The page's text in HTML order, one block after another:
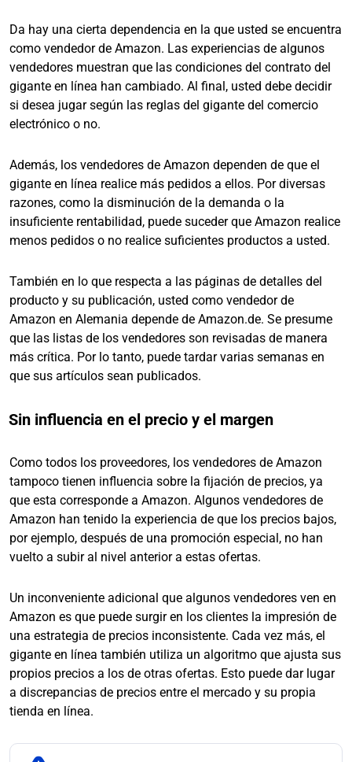
Da hay una cierta dependencia en la que usted se encuentra
como vendedor de Amazon. Las experiencias de algunos
vendedores muestran que las condiciones del contrato del
gigante en línea han cambiado. Al final, usted debe decidir
si desea jugar según las reglas del gigante del comercio
electrónico o no.
Además, los vendedores de Amazon dependen de que el
gigante en línea realice más pedidos a ellos. Por diversas
razones, como la disminución de la demanda o la
insuficiente rentabilidad, puede suceder que Amazon realice
menos pedidos o no realice suficientes productos a usted.
También en lo que respecta a las páginas de detalles del
producto y su publicación, usted como vendedor de
Amazon en Alemania depende de Amazon.de. Se presume
que las listas de los vendedores son revisadas de manera
más crítica. Por lo tanto, puede tardar varias semanas en
que sus artículos sean publicados.
Sin influencia en el precio y el margen
Como todos los proveedores, los vendedores de Amazon
tampoco tienen influencia sobre la fijación de precios, ya
que esta corresponde a Amazon. Algunos vendedores de
Amazon han tenido la experiencia de que los precios bajos,
por ejemplo, después de una promoción especial, no han
vuelto a subir al nivel anterior a estas ofertas.
Un inconveniente adicional que algunos vendedores ven en
Amazon es que puede surgir en los clientes la impresión de
una estrategia de precios inconsistente. Cada vez más, el
gigante en línea también utiliza un algoritmo que ajusta sus
propios precios a los de otras ofertas. Esto puede dar lugar
a discrepancias de precios entre el mercado y su propia
tienda en línea.